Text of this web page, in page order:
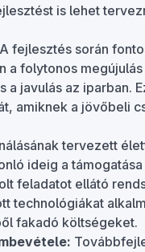
is lehet
A fejlesztés során
a folytonos
javulás az iparban.
amiknek a jövőbeli
tervezett
ideig a
feladatot ellátó
technológiákat
fakadó költségeket.